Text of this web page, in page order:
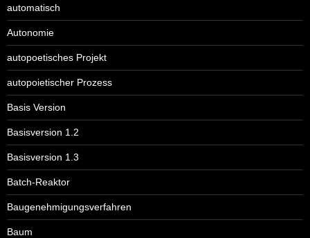
automatisch
Autonomie
autopoetisches Projekt
autopoietischer Prozess
Basis Version
Basisversion 1.2
Basisversion 1.3
Batch-Reaktor
Baugenehmigungsverfahren
Baum